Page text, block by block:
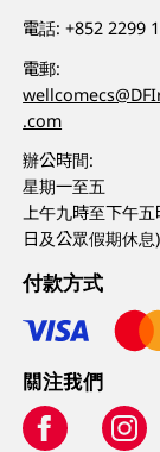
電話:+852 2299
電郵:
.com
辦公時間:
星期一至五
上午九時至下午五
日及公眾假期休息)
付款方式
關注我們